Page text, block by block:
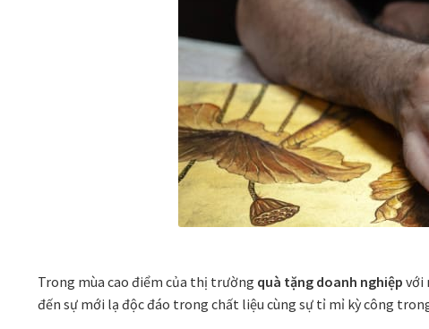
Trong mùa cao điểm của thị trường quà tặng doanh nghiệp với
đến sự mới lạ độc đáo trong chất liệu cùng sự tỉ mỉ kỳ công